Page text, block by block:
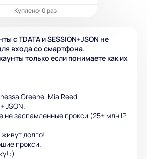
Куплено: 0 раз
с TDATA и SESSION+JSON не
входа со смартфона.
только если понимаете как их
Greene, Mia Reed.
JSON.
не заспамленные прокси (25+ млн IP
долго!
прокси.
:)